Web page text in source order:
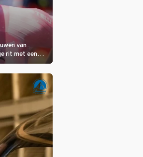
van
rit met een
niet de
Het kan in Nice